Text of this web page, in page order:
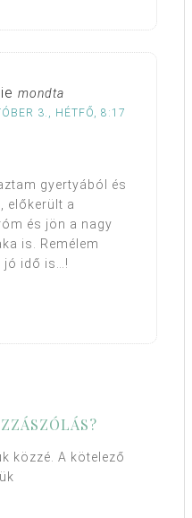
mondta
3., HÉTFŐ, 8:17
gyertyából és
előkerült a
és jön a nagy
is. Remélem
jó idő is…!
közzé. A kötelező